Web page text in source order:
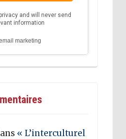
« L’interculturel